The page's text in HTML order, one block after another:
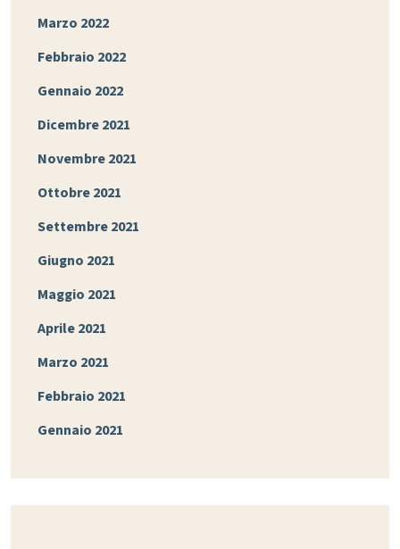
Marzo 2022
Febbraio 2022
Gennaio 2022
Dicembre 2021
Novembre 2021
Ottobre 2021
Settembre 2021
Giugno 2021
Maggio 2021
Aprile 2021
Marzo 2021
Febbraio 2021
Gennaio 2021